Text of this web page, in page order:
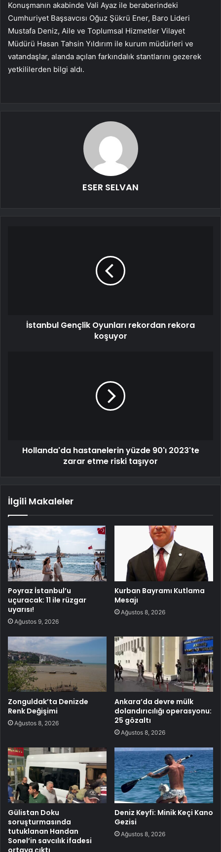
Konuşmanın akabinde Vali Ayaz ile beraberindeki
Cumhuriyet Başsavcısı Oğuz Şükrü Ener, Baro Lideri
Mustafa Deniz, Aile ve Toplumsal Hizmetler Vilayet
Müdürü Hasan Tahsin Yıldırım ile kurum müdürleri ve
vatandaşlar, alanda açılan farkındalık stantlarını gezerek
yetkililerden bilgi aldı.
ESER SELVAN
İstanbul Gençlik Oyunları rekordan rekora
koşuyor
Hollanda'da hastanelerin yüzde 90'ı 2023'te
zarar etme riski taşıyor
İlgili Makaleler
Poyraz İstanbul’u
uçuracak: 11 ile rüzgar
uyarısı!
Ağustos 9, 2026
Kurban Bayramı Kutlama
Mesajı
Ağustos 8, 2026
Zonguldak’ta Denizde
Renk Değişimi
Ağustos 8, 2026
Ankara’da devre mülk
dolandırıcılığı operasyonu:
25 gözaltı
Ağustos 8, 2026
Gülistan Doku
soruşturmasında
tutuklanan Handan
Sonel’in savcılık ifadesi
ortaya çıktı
Deniz Keyfi: Minik Keçi Kano
Gezisi
Ağustos 8, 2026